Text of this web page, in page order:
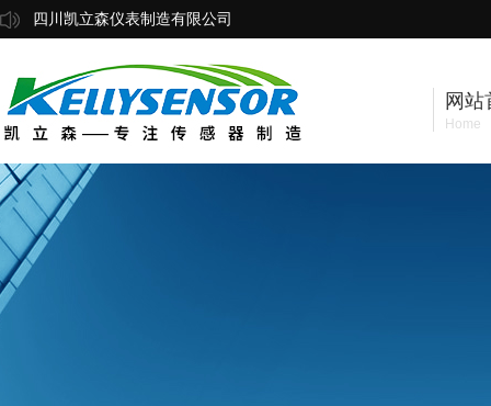
四川凯立森仪表制造有限公司
网站
Home